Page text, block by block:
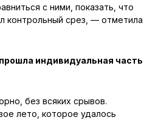
с ними, показать, что
контрольный срез, — отметила
индивидуальная часть
без всяких срывов.
лето, которое удалось